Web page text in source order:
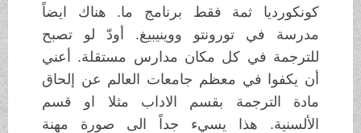
كونكورديا ثمة فقط برنامج ما. هناك ايضاً
مدرسة في تورونتو ووينيبيغ. أودّ لو
تصبح
للترجمة في كل مكان مدارس مستقلة.أعني
أن يكفوا في معظم جامعات العالم عن إلحاق
مادة الترجمة بقسم الاداب مثلا
او قسم
الألسنية. هذا يسيء جداً الى صورة
مهنة